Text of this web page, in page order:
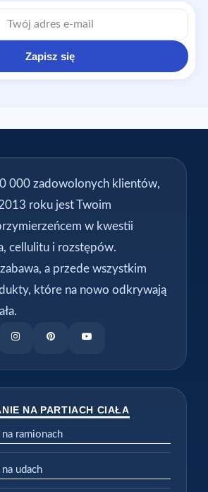
Adres
e-
Zapisz się
000 zadowolonych klientów,
roku jest Twoim
w kwestii
cellulitu i rozstępów.
a przede wszystkim
które na nowo odkrywają
NA PARTIACH CIAŁA
ramionach
udach